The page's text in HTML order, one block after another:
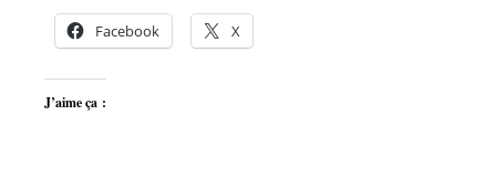
Facebook X
J’aime ça :